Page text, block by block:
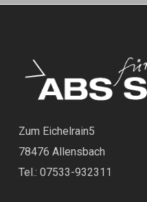
Zum Eichelrain5
78476 Allensbach
Tel.: 07533-932311